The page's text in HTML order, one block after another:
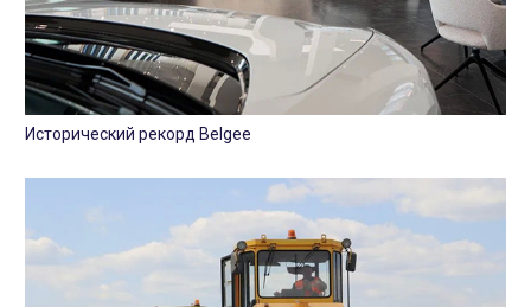
Исторический рекорд Belgee